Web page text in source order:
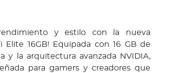
y estilo con la nueva
Elite 16GB! Equipada con 16 GB de
y la arquitectura avanzada NVIDIA,
para gamers y creadores que